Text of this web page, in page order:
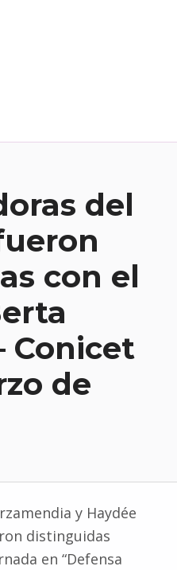
del
con el
Conicet
de
y Haydée
distinguidas
en “Defensa